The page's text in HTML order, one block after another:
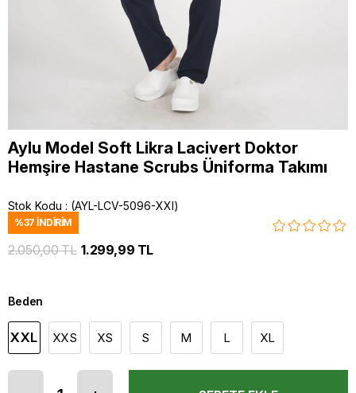
Aylu Model Soft Likra Lacivert Doktor
Hemşire Hastane Scrubs Üniforma Takımı
Stok Kodu (AYL-LCV-5096-XXl)
%37 İNDIRIM
2.050,00 TL 1.299,99 TL
Beden
XXL XXS XS S M L XL